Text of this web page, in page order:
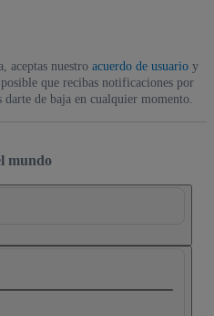
aceptas nuestro acuerdo de usuarioy
posible que recibas notificaciones por
de baja en cualquier momento.
mundo